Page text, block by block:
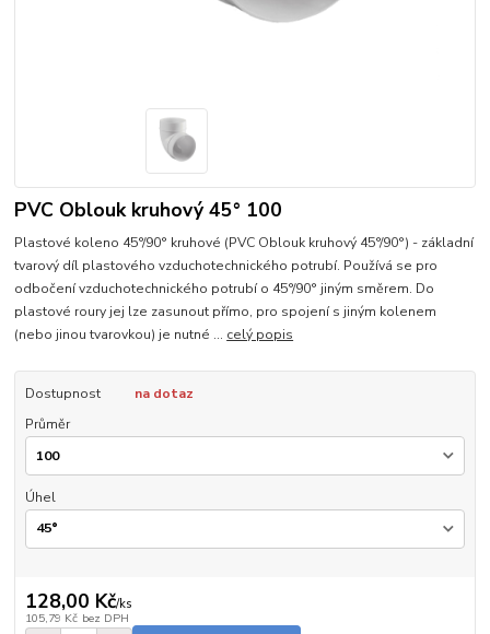
PVC Oblouk kruhový 45° 100
Plastové koleno 45°/90° kruhové (PVC Oblouk kruhový 45°/90°) - základní
tvarový díl plastového vzduchotechnického potrubí. Používá se pro
odbočení vzduchotechnického potrubí o 45°/90° jiným směrem. Do
plastové roury jej lze zasunout přímo, pro spojení s jiným kolenem
(nebo jinou tvarovkou) je nutné ... celý popis
Dostupnost
na dotaz
Průměr
Úhel
128,00 Kč/ks
105,79 Kč bez DPH